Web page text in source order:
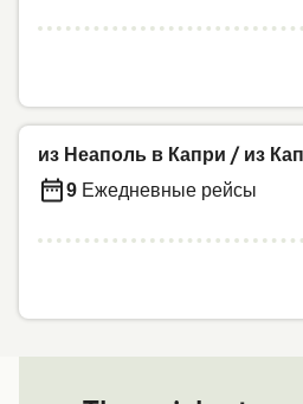
из Неаполь в Капри / из
9 Ежедневные рейсы